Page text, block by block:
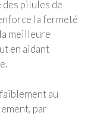
des pilules de
la fermeté
meilleure
en aidant
au
par